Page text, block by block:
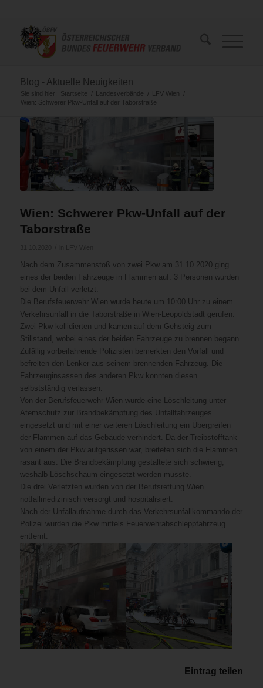
Blog - Aktuelle Neuigkeiten
Sie sind hier: Startseite / Landesverbände / LFV Wien
/
Wien: Schwerer Pkw-Unfall auf der Taborstraße
Wien: Schwerer Pkw-Unfall auf der
Taborstraße
Nach dem Zusammenstoß von zwei Pkw am 31.10.2020 ging
eines der beiden Fahrzeuge in Flammen auf. 3 Personen wurden
bei dem Unfall verletzt.
Die Berufsfeuerwehr Wien wurde heute um 10:00 Uhr zu einem
Verkehrsunfall in die Taborstraße in Wien-Leopoldstadt gerufen.
Zwei Pkw kollidierten und kamen auf dem Gehsteig zum
Stillstand, wobei eines der beiden Fahrzeuge zu brennen begann.
Zufällig vorbeifahrende Polizisten bemerkten den Vorfall und
befreiten den Lenker aus seinem brennenden Fahrzeug. Die
Fahrzeuginsassen des anderen Pkw konnten diesen
selbstständig verlassen.
Von der Berufsfeuerwehr Wien wurde eine Löschleitung unter
Atemschutz zur Brandbekämpfung des Unfallfahrzeuges
eingesetzt und mit einer weiteren Löschleitung ein Übergreifen
der Flammen auf das Gebäude verhindert. Da der Treibstofftank
von einem der Pkw aufgerissen war, breiteten sich die Flammen
rasant aus. Die Brandbekämpfung gestaltete sich schwierig,
weshalb Löschschaum eingesetzt werden musste.
Die drei Verletzten wurden von der Berufsrettung Wien
notfallmedizinisch versorgt und hospitalisiert.
Nach der Unfallaufnahme durch das Verkehrsunfallkommando der
Polizei wurden die Pkw mittels Feuerwehrabschleppfahrzeug
entfernt.
Eintrag teilen